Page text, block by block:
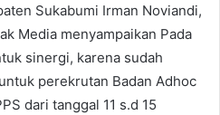
Sukabumi Irman Noviandi,
Media menyampaikan Pada
sinergi, karena sudah
perekrutan Badan Adhoc
dari tanggal 11 s.d 15